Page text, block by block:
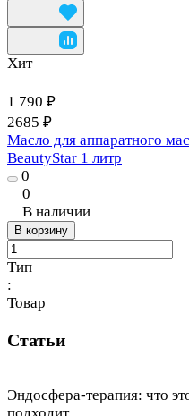
Хит
1 790 ₽
2685 ₽
Масло для аппаратного
BeautyStar 1 литр
0
0
В наличии
В корзину
Тип
:
Товар
Статьи
Эндосфера-терапия: что